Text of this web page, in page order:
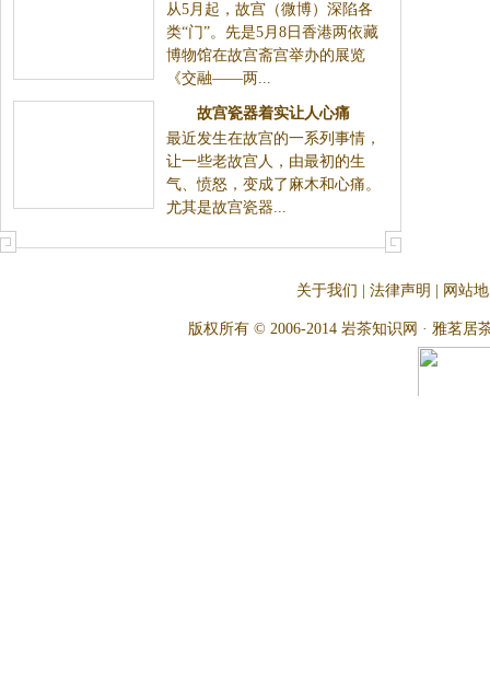
从5月起，故宫（微博）深陷各
类“门”。先是5月8日香港两依藏
博物馆在故宫斋宫举办的展览
《交融——两...
故宫瓷器着实让人心痛
最近发生在故宫的一系列事情，
让一些老故宫人，由最初的生
气、愤怒，变成了麻木和心痛。
尤其是故宫瓷器...
关于我们 法律声明 网站
版权所有 © 2006-2014 岩茶知识网 · 雅茗居